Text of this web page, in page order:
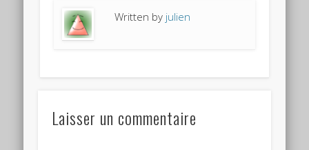
Written by julien
Laisser un commentaire